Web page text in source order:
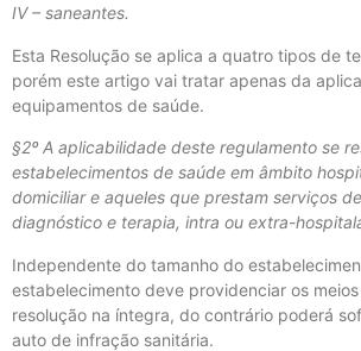
IV – saneantes.
Esta Resolução se aplica a quatro tipos de
porém este artigo vai tratar apenas da
equipamentos de saúde.
§2º A aplicabilidade deste regulamento se
estabelecimentos de saúde em âmbito
domiciliar e aqueles que prestam serviços
diagnóstico e terapia, intra ou extra-
Independente do tamanho do
estabelecimento deve providenciar os
resolução na íntegra, do contrário poderá
auto de infração sanitária.